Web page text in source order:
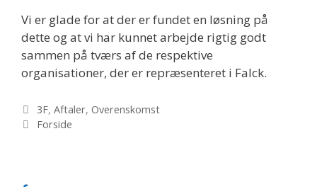
Vi er glade for at der er fundet en løsning på
dette og at vi har kunnet arbejde rigtig godt
sammen på tværs af de respektive
organisationer, der er repræsenteret i Falck.
Kategorier
3F, Aftaler, Overenskomst
Tags
Forside